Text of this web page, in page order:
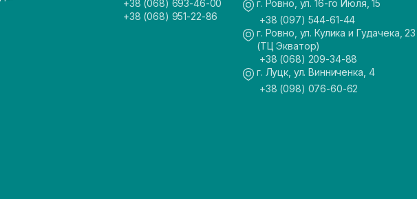
+38 (068) 693-46-00
+38 (068) 951-22-86
г. Ровно, ул. 16-го Июля, 15
+38 (097) 544-61-44
г. Ровно, ул. Кулика и Гудачека, 23
(ТЦ Экватор)
+38 (068) 209-34-88
г. Луцк, ул. Винниченка, 4
+38 (098) 076-60-62